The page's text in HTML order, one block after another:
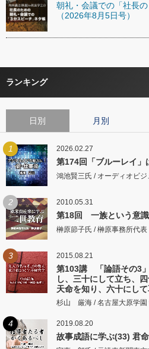
朝礼・会議での「社長
（2026年8月5日号）
ランキング
日別 月別
1 2026.02.27
第174回「ブルーレイ」
鴻池賢三氏 / オーディオビ
2 2010.05.31
第18回 一族という意識
榊原節子氏 / 榊原事務所代表
3 2015.08.21
第103講 「論語その3
し、三十にして立ち、
天命を知り、六十にし
するところに従いて矩を
杉山 厳海 / 名古屋大原学園
4 2019.08.20
故事成語に学ぶ(33) 君